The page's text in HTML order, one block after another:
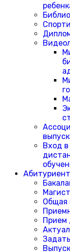
Вход
Общая
Прием